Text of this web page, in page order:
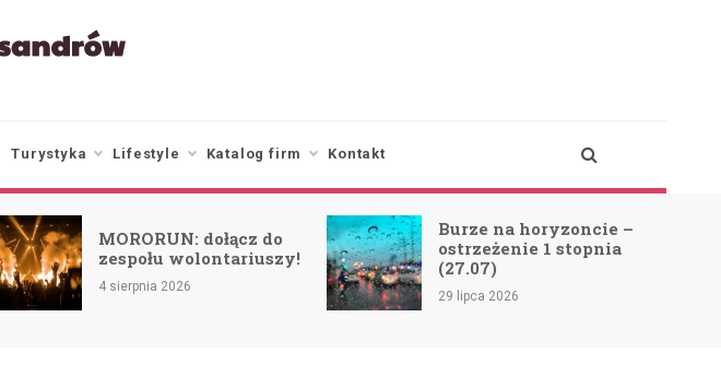
Turystyka Lifestyle Katalog firm Kontakt
MORORUN: dołącz do
zespołu wolontariuszy!
4 sierpnia 2026
Burze na horyzoncie –
ostrzeżenie 1 stopnia
(27.07)
29 lipca 2026